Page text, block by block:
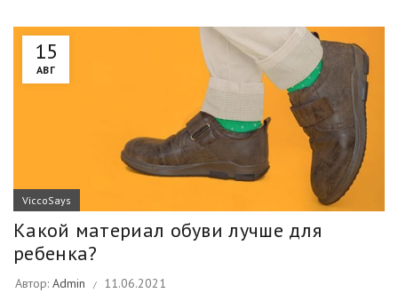
15
АВГ
ViccoSays
Какой материал обуви лучше для
ребенка?
Автор: Admin
11.06.2021